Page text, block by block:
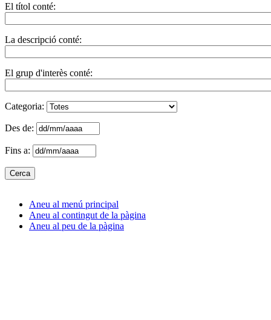
El títol conté:
La descripció conté:
El grup d'interès conté:
Categoria:
Des de:
Fins a:
Aneu al menú principal
Aneu al contingut de la pàgina
Aneu al peu de la pàgina